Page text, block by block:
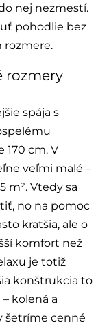
nej nezmestí.
pohodlie bez
rozmere.
rozmery
spája s
170 cm. V
veľmi malé –
m². Vtedy sa
no na pomoc
kratšia, ale o
komfort než
je totiž
konštrukcia to
kolená a
šetríme cenné